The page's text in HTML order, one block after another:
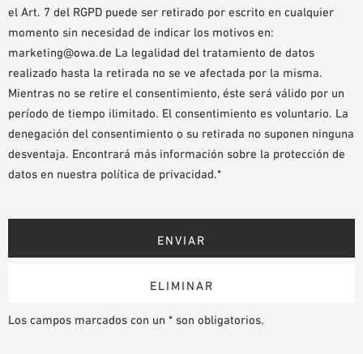
el Art. 7 del RGPD puede ser retirado por escrito en cualquier
momento sin necesidad de indicar los motivos en:
marketing@owa.de La legalidad del tratamiento de datos
realizado hasta la retirada no se ve afectada por la misma.
Mientras no se retire el consentimiento, éste será válido por un
período de tiempo ilimitado. El consentimiento es voluntario. La
denegación del consentimiento o su retirada no suponen ninguna
desventaja. Encontrará más información sobre la protección de
datos en nuestra política de privacidad.*
Los campos marcados con un * son obligatorios.